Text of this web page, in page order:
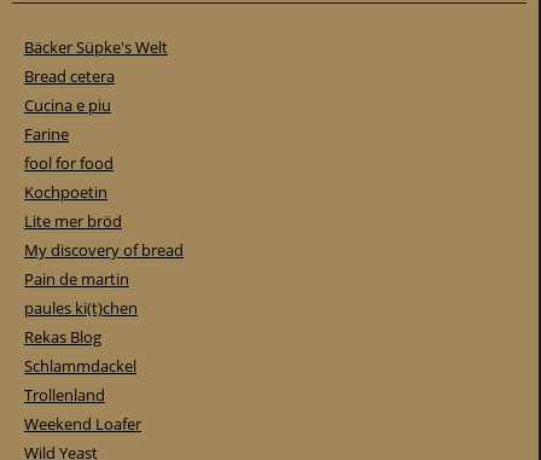
Bäcker Süpke's Welt
Bread cetera
Cucina e piu
Farine
fool for food
Kochpoetin
Lite mer bröd
My discovery of bread
Pain de martin
paules ki(t)chen
Rekas Blog
Schlammdackel
Trollenland
Weekend Loafer
Wild Yeast